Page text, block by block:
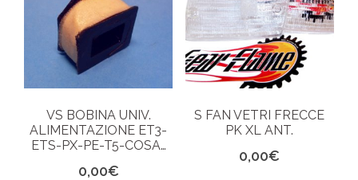
VS BOBINA UNIV.
ALIMENTAZIONE ET3-
ETS-PX-PE-T5-COSA…
0,00€
S FAN VETRI FRECCE
PK XL ANT.
0,00€